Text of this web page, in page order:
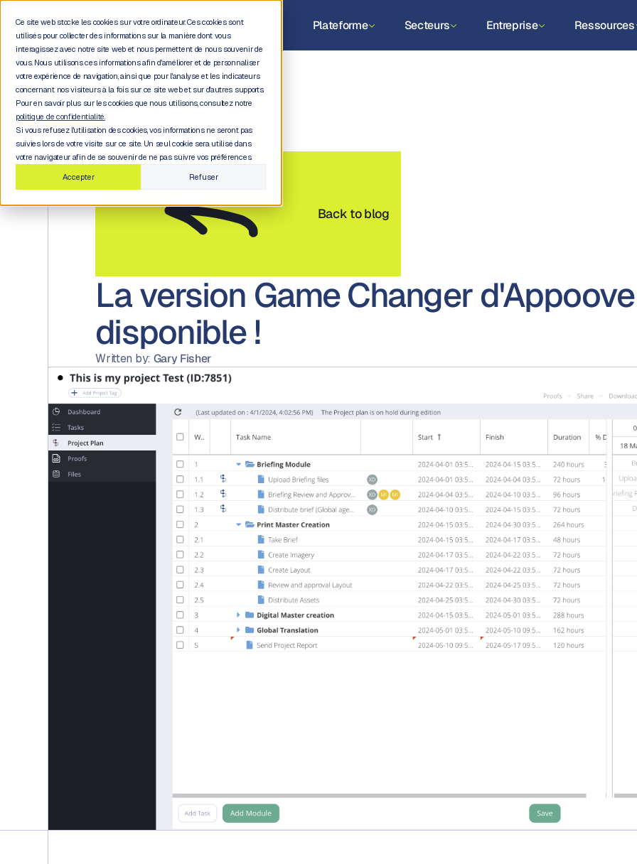
Ce site web stocke les cookies sur votre ordinateur. Ces cookies sont
utilisés pour collecter des informations sur la manière dont vous
interagissez avec notre site web et nous permettent de nous souvenir de
vous. Nous utilisons ces informations afin d'améliorer et de personnaliser
votre expérience de navigation, ainsi que pour l'analyse et les indicateurs
concernant nos visiteurs à la fois sur ce site web et sur d'autres supports.
Pour en savoir plus sur les cookies que nous utilisons, consultez notre
politique de confidentialité.
Si vous refusez l'utilisation des cookies, vos informations ne seront pas
suivies lors de votre visite sur ce site. Un seul cookie sera utilisé dans
votre navigateur afin de se souvenir de ne pas suivre vos préférences.
Accepter
Refuser
Plateforme Secteurs Entreprise Ressources
Back to blog
La version Game Changer
disponible !
Written by: Gary Fisher